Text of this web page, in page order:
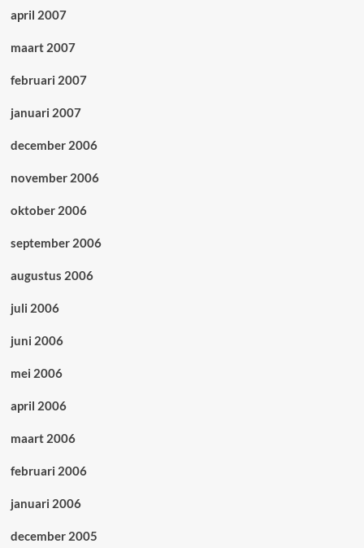
april 2007
maart 2007
februari 2007
januari 2007
december 2006
november 2006
oktober 2006
september 2006
augustus 2006
juli 2006
juni 2006
mei 2006
april 2006
maart 2006
februari 2006
januari 2006
december 2005